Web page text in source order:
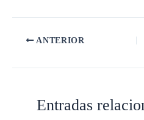
ANTERIOR
Entradas